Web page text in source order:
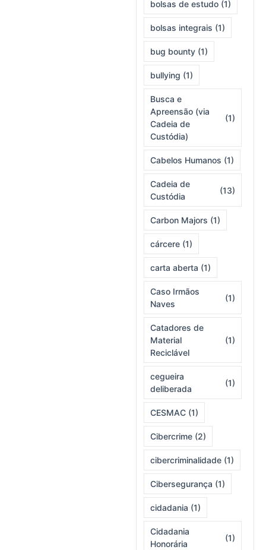
bolsas de estudo (1)
bolsas integrais (1)
bug bounty (1)
bullying (1)
Busca e
Apreensão (via
Cadeia de
Custódia)
(1)
Cabelos Humanos (1)
Cadeia de
Custódia
(13)
Carbon Majors (1)
cárcere (1)
carta aberta (1)
Caso Irmãos
Naves
(1)
Catadores de
Material
Reciclável
(1)
cegueira
deliberada
(1)
CESMAC (1)
Cibercrime (2)
cibercriminalidade (1)
Cibersegurança (1)
cidadania (1)
Cidadania
Honorária
(1)